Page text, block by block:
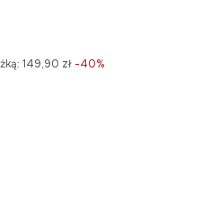
149,90 zł -40%